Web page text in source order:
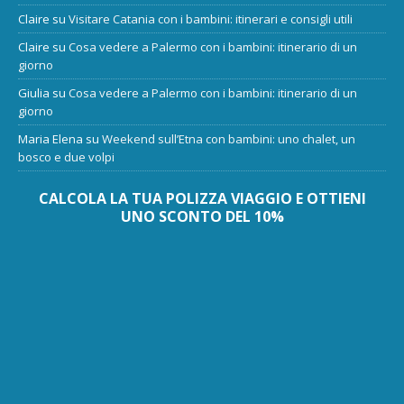
Claire su Visitare Catania con i bambini: itinerari e consigli utili
Claire su Cosa vedere a Palermo con i bambini: itinerario di un
giorno
Giulia su Cosa vedere a Palermo con i bambini: itinerario di un
giorno
Maria Elena su Weekend sull’Etna con bambini: uno chalet, un
bosco e due volpi
CALCOLA LA TUA POLIZZA VIAGGIO E OTTIENI
UNO SCONTO DEL 10%